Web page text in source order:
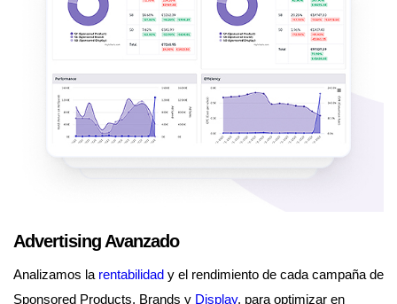
Advertising Avanzado
Analizamos la rentabilidad y el rendimiento de cada campaña de
Sponsored Products, Brands y Display, para optimizar en